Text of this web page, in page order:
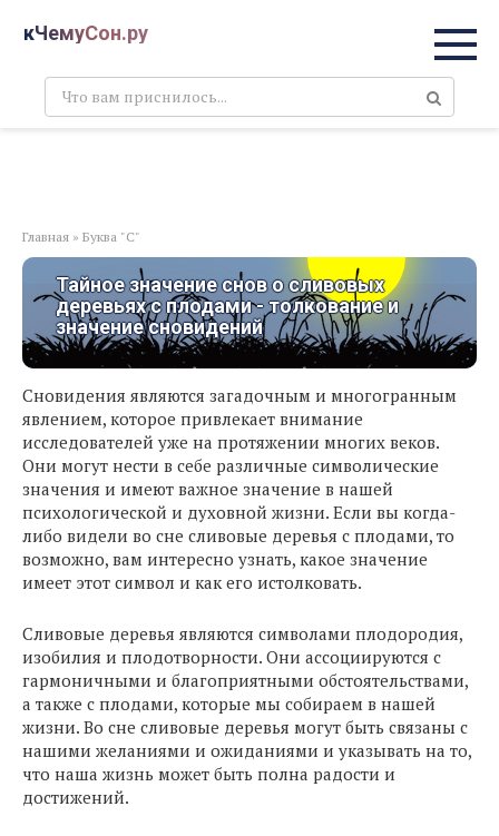
кЧемуСон.ру
Поиск:
Главная » Буква "С"
Тайное значение снов о сливовых
деревьях с плодами - толкование и
значение сновидений
Сновидения являются загадочным и многогранным
явлением, которое привлекает внимание
исследователей уже на протяжении многих веков.
Они могут нести в себе различные символические
значения и имеют важное значение в нашей
психологической и духовной жизни. Если вы когда-
либо видели во сне сливовые деревья с плодами, то
возможно, вам интересно узнать, какое значение
имеет этот символ и как его истолковать.
Сливовые деревья являются символами плодородия,
изобилия и плодотворности. Они ассоциируются с
гармоничными и благоприятными обстоятельствами,
а также с плодами, которые мы собираем в нашей
жизни. Во сне сливовые деревья могут быть связаны с
нашими желаниями и ожиданиями и указывать на то,
что наша жизнь может быть полна радости и
достижений.